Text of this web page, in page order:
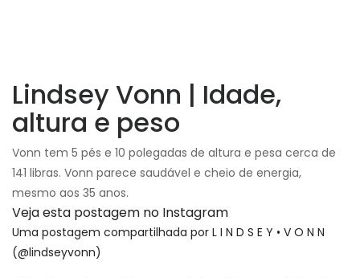
Lindsey Vonn | Idade,
altura e peso
Vonn tem 5 pés e 10 polegadas de altura e pesa cerca de
141 libras. Vonn parece saudável e cheio de energia,
mesmo aos 35 anos.
Veja esta postagem no Instagram
Uma postagem compartilhada por L I N D S E Y • V O N N
(@lindseyvonn)